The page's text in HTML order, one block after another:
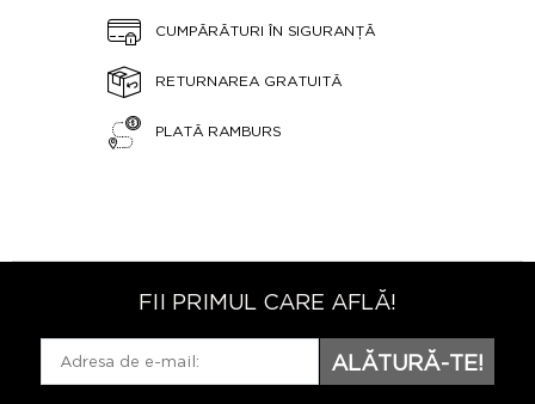
CUMPĂRĂTURI ÎN SIGURANȚĂ
RETURNAREA GRATUITĂ
PLATĂ RAMBURS
FII PRIMUL CARE AFLĂ!
ALĂTURĂ-TE!